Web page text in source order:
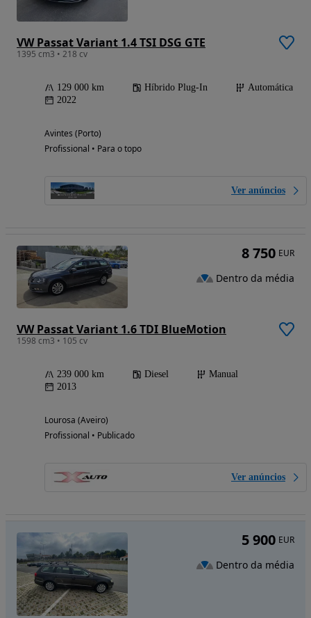
VW Passat Variant 1.4 TSI DSG GTE
1395 cm3 • 218 cv
129 000 km Híbrido Plug-In
Automática
2022
Avintes (Porto)
Profissional • Para o topo
Ver anúncios
VW Passat Variant 1.6 TDI BlueMotion
1598 cm3 • 105 cv
239 000 km Diesel
Manual
2013
Lourosa (Aveiro)
Profissional • Publicado
Ver anúncios
8 750 EUR
Dentro da média
5 900 EUR
Dentro da média